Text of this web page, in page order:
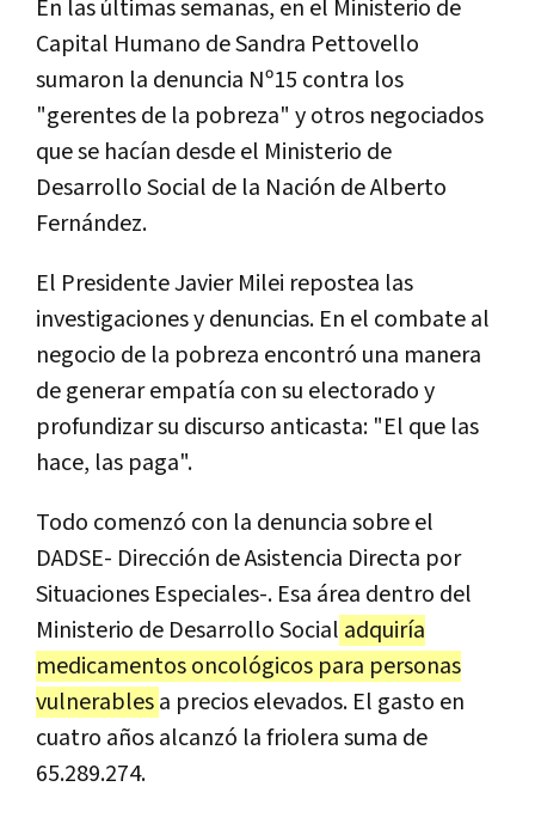
En las últimas semanas, en el Ministerio de
Capital Humano de Sandra Pettovello
sumaron la denuncia Nº15 contra los
"gerentes de la pobreza" y otros negociados
que se hacían desde el Ministerio de
Desarrollo Social de la Nación de Alberto
Fernández.
El Presidente Javier Milei repostea las
investigaciones y denuncias. En el combate al
negocio de la pobreza encontró una manera
de generar empatía con su electorado y
profundizar su discurso anticasta: "El que las
hace, las paga".
Todo comenzó con la denuncia sobre el
DADSE- Dirección de Asistencia Directa por
Situaciones Especiales-. Esa área dentro del
Ministerio de Desarrollo Social adquiría
medicamentos oncológicos para personas
vulnerablesa precios elevados. El gasto en
cuatro años alcanzó la friolera suma de
65.289.274.